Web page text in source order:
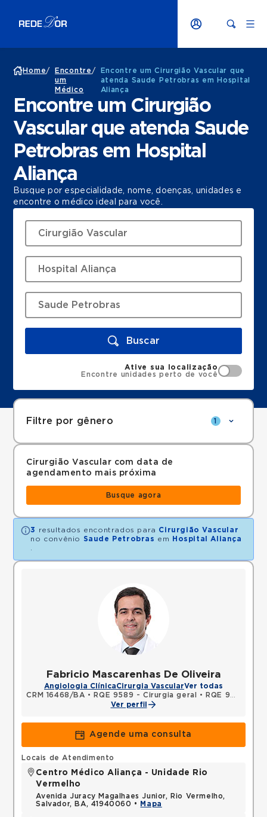
Home/
Encontre
um
Médico
/
Encontre um Cirurgião Vascular que
atenda Saude Petrobras em Hospital
Aliança
Encontre um Cirurgião
Vascular que atenda Saude
Petrobras em Hospital
Aliança
Busque por especialidade, nome, doenças, unidades e
encontre o médico ideal para você.
Buscar
Ative sua localização
Encontre unidades perto de você
Filtre por gênero 1
Cirurgião Vascular com data de
agendamento mais próxima
Busque agora
3 resultados encontrados para Cirurgião Vascular
no convênio
Saude Petrobras em
Hospital Aliança
Fabricio Mascarenhas De Oliveira
Angiologia ClínicaCirurgia VascularVer todas
CRM 16468/BA • RQE 9589 - Cirurgia geral •
RQE 9590 - Cirurgia vascular
Ver perfil
Agende uma consulta
Locais de Atendimento
Centro Médico Aliança - Unidade Rio
Vermelho
Avenida Juracy Magalhaes Junior, Rio Vermelho,
Salvador, BA, 41940060 •
Mapa